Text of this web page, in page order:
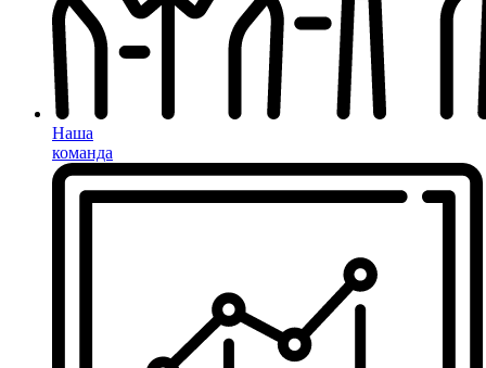
Наша
команда